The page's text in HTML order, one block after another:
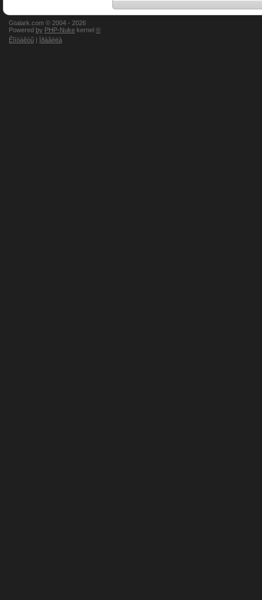
Gtalark.com © 2004 - 2026
Powered by PHP-Nuke kernel ©
Êîíòàêòû | Ïðàâèëà